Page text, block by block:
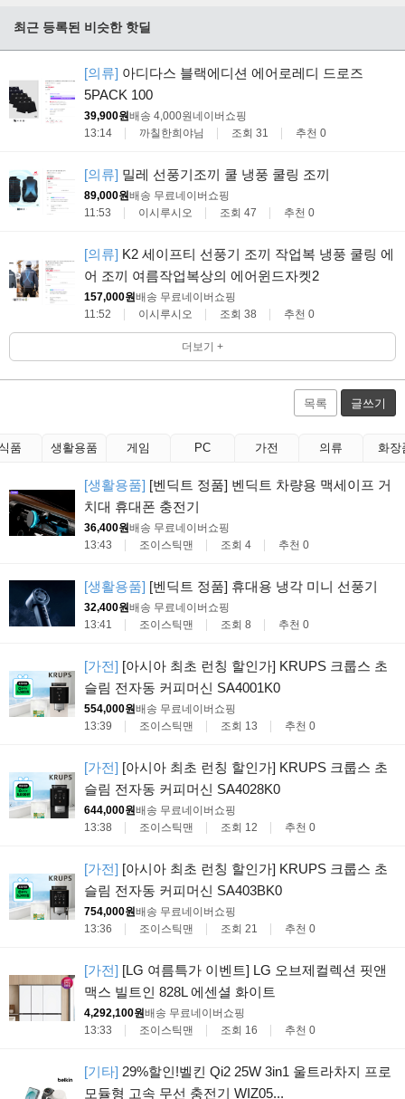
최근 등록된 비슷한 핫딜
[의류] 아디다스 블랙에디션 에어로레디 드로즈
5PACK 100
39,900원배송 4,000원네이버쇼핑
13:14
까칠한희야님 조회 31 추천 0
[의류] 밀레 선풍기조끼 쿨 냉풍 쿨링 조끼
89,000원배송 무료네이버쇼핑
11:53
이시루시오 조회 47 추천 0
[의류] K2 세이프티 선풍기 조끼 작업복 냉풍 쿨링 에
어 조끼 여름작업복상의 에어윈드자켓2
157,000원배송 무료네이버쇼핑
11:52
이시루시오 조회 38 추천 0
더보기 +
목록 글쓰기
품 생활용품 게임 PC 가전 의류 화장
[생활용품] [벤딕트 정품] 벤딕트 차량용 맥세이프 거
치대 휴대폰 충전기
36,400원배송 무료네이버쇼핑
13:43
조이스틱맨 조회 4 추천 0
[생활용품] [벤딕트 정품] 휴대용 냉각 미니 선풍기
32,400원배송 무료네이버쇼핑
13:41
조이스틱맨 조회 8 추천 0
[가전] [아시아 최초 런칭 할인가] KRUPS 크룹스 초
슬림 전자동 커피머신 SA4001K0
554,000원배송 무료네이버쇼핑
13:39
조이스틱맨 조회 13 추천 0
[가전] [아시아 최초 런칭 할인가] KRUPS 크룹스 초
슬림 전자동 커피머신 SA4028K0
644,000원배송 무료네이버쇼핑
13:38
조이스틱맨 조회 12 추천 0
[가전] [아시아 최초 런칭 할인가] KRUPS 크룹스 초
슬림 전자동 커피머신 SA403BK0
754,000원배송 무료네이버쇼핑
13:36
조이스틱맨 조회 21 추천 0
[가전] [LG 여름특가 이벤트] LG 오브제컬렉션 핏앤
맥스 빌트인 828L 에센셜 화이트
4,292,100원배송 무료네이버쇼핑
13:33
조이스틱맨 조회 16 추천 0
[기타] 29%할인!벨킨 Qi2 25W 3in1 울트라차지 프로
모듈형 고속 무선 충전기 WIZ05...